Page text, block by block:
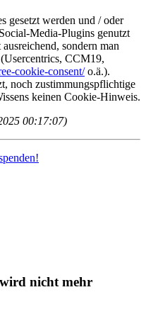
gesetzt werden und / oder
Media-Plugins genutzt
sondern man
CCM19,
cookie-consent/o.ä.).
noch zustimmungspflichtige
keinen Cookie-Hinweis.
00:17:07)
wird nicht mehr